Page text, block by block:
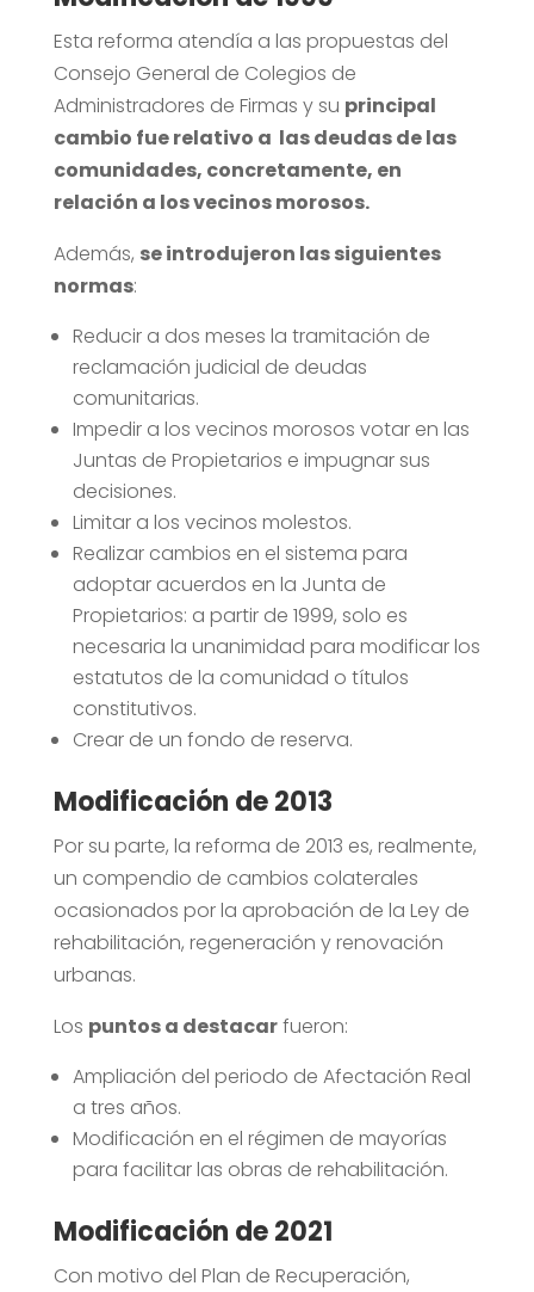
Esta reforma atendía a las propuestas del
Consejo General de Colegios de
Administradores de Firmas y su principal
cambio fue relativo a las deudas de las
comunidades, concretamente, en
relación a los vecinos morosos.
Además, se introdujeron las siguientes
normas:
Reducir a dos meses la tramitación de
reclamación judicial de deudas
comunitarias.
Impedir a los vecinos morosos votar en las
Juntas de Propietarios e impugnar sus
decisiones.
Limitar a los vecinos molestos.
Realizar cambios en el sistema para
adoptar acuerdos en la Junta de
Propietarios: a partir de 1999, solo es
necesaria la unanimidad para modificar los
estatutos de la comunidad o títulos
constitutivos.
Crear de un fondo de reserva.
Modificación de 2013
Por su parte, la reforma de 2013 es, realmente,
un compendio de cambios colaterales
ocasionados por la aprobación de la Ley de
rehabilitación, regeneración y renovación
urbanas.
Los puntos a destacarfueron:
Ampliación del periodo de Afectación Real
a tres años.
Modificación en el régimen de mayorías
para facilitar las obras de rehabilitación.
Modificación de 2021
Con motivo del Plan de Recuperación,